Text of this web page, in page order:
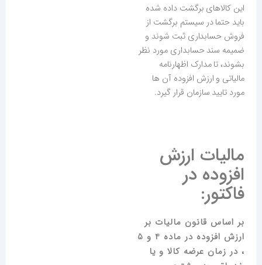
این کالاهای برگشت داده شده
باید حتما در سیستم برگشت از
فروش حسابداری ثبت شوند و
ضمیمه سند حسابداری مورد نظر
بشوند، تا مدارک اظهارنامه
مالیاتی و ارزش افزوده آن ها
مورد تایید سازمان قرار گیرد.
مالیات ارزش
افزوده در
فاکتور:
بر اساس قانون مالیات بر
ارزش افزوده در ماده 4 و 5
، در زمان عرضه کالا و یا